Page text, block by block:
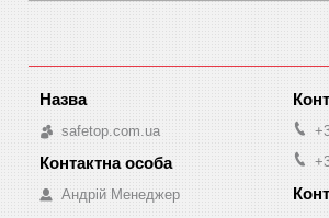
safetop.com.ua
Андрій Менеджер